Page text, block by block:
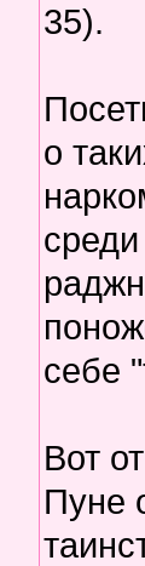
35).
о
себе
Вот
Пуне